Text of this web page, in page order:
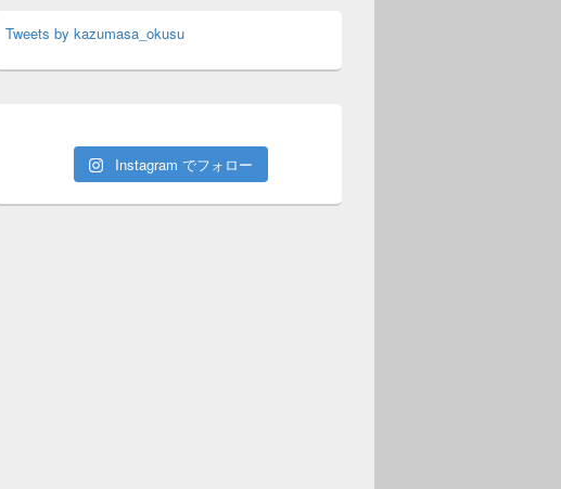
Tweets by kazumasa_okusu
Instagram でフォロー